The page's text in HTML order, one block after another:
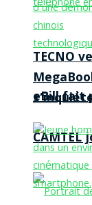
eBill fait
TECNO